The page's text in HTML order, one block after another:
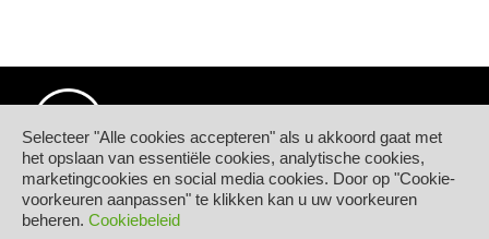
Selecteer "Alle cookies accepteren" als u akkoord gaat met
het opslaan van essentiële cookies, analytische cookies,
marketingcookies en social media cookies. Door op "Cookie-
voorkeuren aanpassen" te klikken kan u uw voorkeuren
beheren. Cookiebeleid
© Hogeschool PXL
Elfde-Liniestraat 24
B-3500 HASSELT